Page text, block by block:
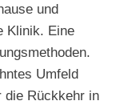
und
Klinik. Eine
Umfeld
die Rückkehr in